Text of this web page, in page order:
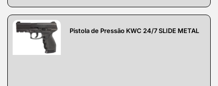
Pistola de Pressão KWC 24/7 SLIDE METAL